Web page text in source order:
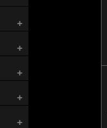
+
+
+
+
+